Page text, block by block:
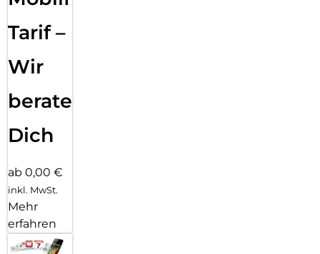
Tarif –
Wir
beraten
Dich
ab 0,00 €
inkl. MwSt.
Mehr
erfahren